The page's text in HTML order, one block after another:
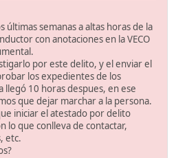
últimas semanas a altas horas de la
con anotaciones en la VECO
por este delito, y el enviar el
los expedientes de los
10 horas despues, en ese
que dejar marchar a la persona.
iniciar el atestado por delito
lo que conlleva de contactar,
etc.